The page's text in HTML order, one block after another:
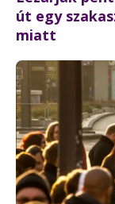
út egy
miatt